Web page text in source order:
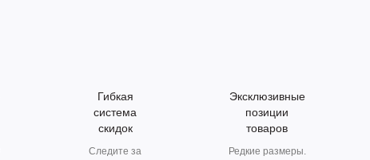
Гибкая
система
скидок
Следите за
Эксклюзивные
позиции
товаров
Редкие размеры.